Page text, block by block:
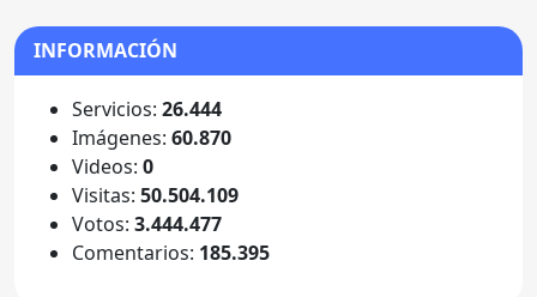
INFORMACIÓN
Servicios: 26.444
Imágenes: 60.870
Videos: 0
Visitas: 50.504.109
Votos: 3.444.477
Comentarios: 185.395